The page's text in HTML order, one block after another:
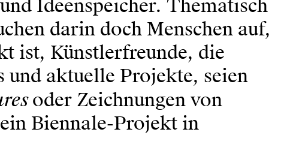
Ideenspeicher. Thematisch
darin doch Menschen auf,
ist, Künstlerfreunde, die
und aktuelle Projekte, seien
oder Zeichnungen von
Biennale-Projekt in